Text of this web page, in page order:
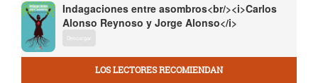
Indagaciones entre asombros<br/><i>Carlos
Alonso Reynoso y Jorge Alonso</i>
Descargar
LOS LECTORES RECOMIENDAN